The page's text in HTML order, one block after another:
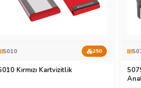
5010 250
Kırmızı Kartvizitlik